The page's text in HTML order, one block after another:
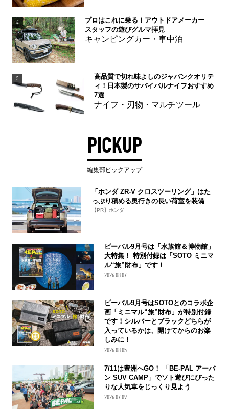
4
プロはこれに乗る！アウトドアメーカー
スタッフの遊びグルマ拝見
キャンピングカー・車中泊
5
高品質で切れ味よしのジャパンクオリテ
ィ！日本製のサバイバルナイフおすすめ
7選
ナイフ・刃物・マルチツール
PICKUP
編集部ピックアップ
「ホンダ ZR-V クロスツーリング」はた
っぷり積める奥行きの長い荷室を装備
【PR】ホンダ
ビーパル9月号は「水族館＆博物館」
大特集！ 特別付録は「SOTO ミニマ
ル“旅”財布」です！
2026.08.07
ビーパル9月号はSOTOとのコラボ企
画「ミニマル“旅”財布」が特別付録
です！シルバーとブラックどちらが
入っているかは、開けてからのお楽
しみに！
2026.08.05
7/11は豊洲へGO！ 「BE-PAL アーバ
ン SUV CAMP」でソト遊びにぴった
りな人気車をじっくり見よう
2026.07.09